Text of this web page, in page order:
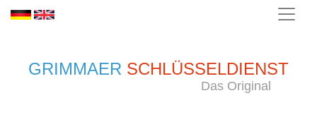
GRIMMAER SCHLÜSSELDIENST
Das Original